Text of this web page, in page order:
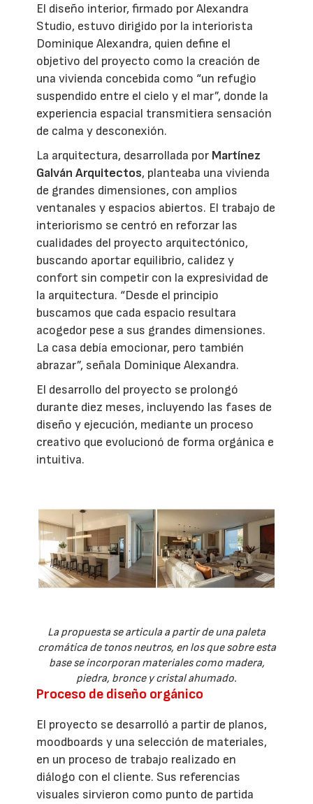
El diseño interior, firmado por Alexandra
Studio, estuvo dirigido por la interiorista
Dominique Alexandra, quien define el
objetivo del proyecto como la creación de
una vivienda concebida como “un refugio
suspendido entre el cielo y el mar”, donde la
experiencia espacial transmitiera sensación
de calma y desconexión.
La arquitectura, desarrollada por Martínez
Galván Arquitectos, planteaba una vivienda
de grandes dimensiones, con amplios
ventanales y espacios abiertos. El trabajo de
interiorismo se centró en reforzar las
cualidades del proyecto arquitectónico,
buscando aportar equilibrio, calidez y
confort sin competir con la expresividad de
la arquitectura. “Desde el principio
buscamos que cada espacio resultara
acogedor pese a sus grandes dimensiones.
La casa debía emocionar, pero también
abrazar”, señala Dominique Alexandra.
El desarrollo del proyecto se prolongó
durante diez meses, incluyendo las fases de
diseño y ejecución, mediante un proceso
creativo que evolucionó de forma orgánica e
intuitiva.
La propuesta se articula a partir de una paleta
cromática de tonos neutros, en los que sobre esta
base se incorporan materiales como madera,
piedra, bronce y cristal ahumado.
Proceso de diseño orgánico
El proyecto se desarrolló a partir de planos,
moodboards y una selección de materiales,
en un proceso de trabajo realizado en
diálogo con el cliente. Sus referencias
visuales sirvieron como punto de partida